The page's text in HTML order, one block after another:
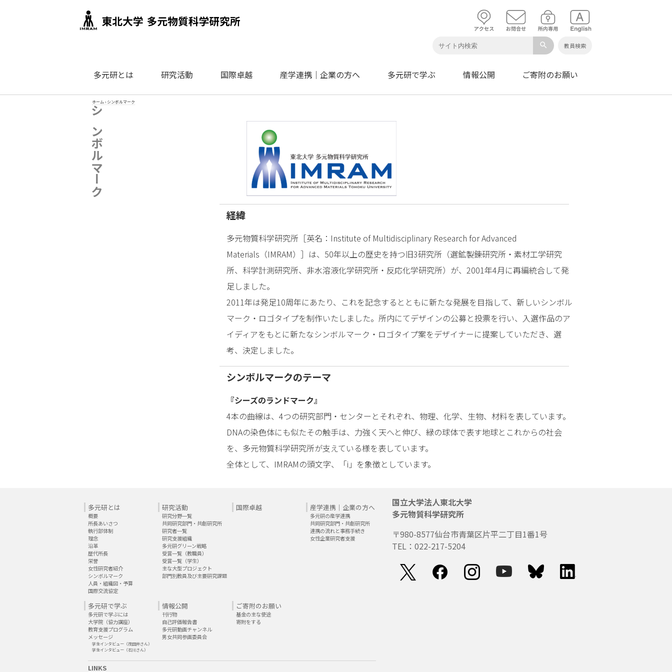
search 教員検索
多元研とは 研究活動 国際卓越 産学連携｜企業の方へ 多元研で学ぶ 情報公開 ご寄附のお願い
ホーム › シンボルマーク
シンボルマーク
経緯
多元物質科学研究所［英名：Institute of Multidisciplinary Research for Advanced
Materials（IMRAM）］は、50年以上の歴史を持つ旧3研究所（選鉱製錬研究所・素材工学研究
所、科学計測研究所、非水溶液化学研究所・反応化学研究所）が、2001年4月に再編統合して発
足しました。
2011年は発足10周年にあたり、これを記念するとともに新たな発展を目指して、新しいシンボル
マーク・ロゴタイプを制作いたしました。所内にてデザインの公募と投票を行い、入選作品のア
イディアをもとに新たなシンボルマーク・ロゴタイプ案をデザイナーに提案していただき、選
考、決定しました。
シンボルマークのテーマ
『シーズのランドマーク』
4本の曲線は、4つの研究部門・センターとそれぞれ、物理、化学、生物、材料を表しています。
DNAの染色体にも似たその触手は、力強く天へと伸び、緑の球体で表す地球とこれからの社会
を、多元物質科学研究所が支えている様を表しています。
全体として、IMRAMの頭文字、「i」を象徴としています。
多元研とは
概要
所長あいさつ
執行部体制
理念
沿革
歴代所長
栄誉
女性研究者紹介
シンボルマーク
人員・組織図・予算
国際交流協定
研究活動
研究分野一覧
共同研究部門・共創研究所
研究者一覧
研究支援組織
多元研グリーン戦略
受賞一覧（教職員）
受賞一覧（学生）
主な大型プロジェクト
部門別教員及び主要研究課題
国際卓越 産学連携｜企業の方へ
多元研の産学連携
共同研究部門・共創研究所
連携の流れと事務手続き
女性企業研究者支援
多元研で学ぶ
多元研で学ぶには
大学院（協力講座）
教育支援プログラム
メッセージ
学生インタビュー（茂田井さん）
学生インタビュー（石川さん）
情報公開
刊行物
自己評価報告書
多元研動画チャンネル
男女共同参画委員会
ご寄附のお願い
基金の主な使途
寄附をする
LINKS
国立大学法人東北大学
多元物質科学研究所
〒980-8577仙台市青葉区片平二丁目1番1号
TEL：022-217-5204